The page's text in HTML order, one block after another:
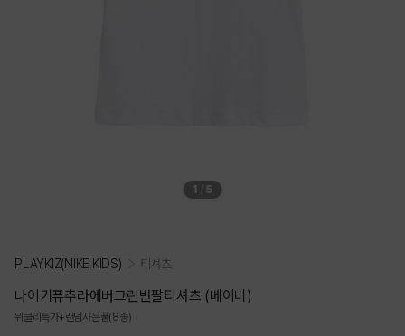
1 5
PLAYKIZ(NIKE KIDS) 티셔츠
나이키퓨추라에버그린반팔티셔츠 (베이비)
위클리특가+랜덤사은품(8종)